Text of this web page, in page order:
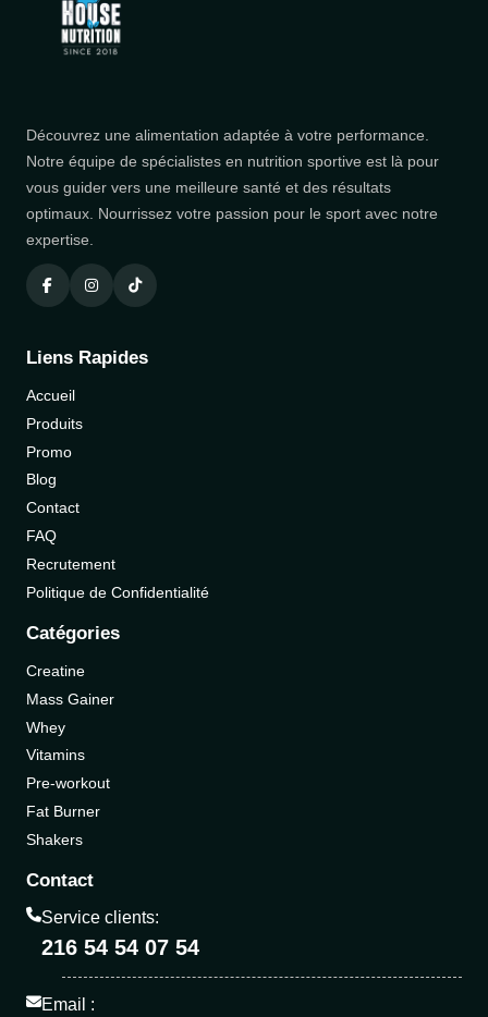
Découvrez une alimentation adaptée à votre performance.
Notre équipe de spécialistes en nutrition sportive est là pour
vous guider vers une meilleure santé et des résultats
optimaux. Nourrissez votre passion pour le sport avec notre
expertise.
Liens Rapides
Accueil
Produits
Promo
Blog
Contact
FAQ
Recrutement
Politique de Confidentialité
Catégories
Creatine
Mass Gainer
Whey
Vitamins
Pre-workout
Fat Burner
Shakers
Contact
Service clients:
216 54 54 07 54
Email :